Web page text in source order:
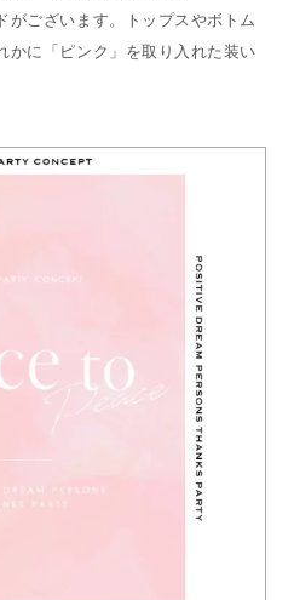
ございます。トップスやボトム
かに「ピンク」を取り入れた装い